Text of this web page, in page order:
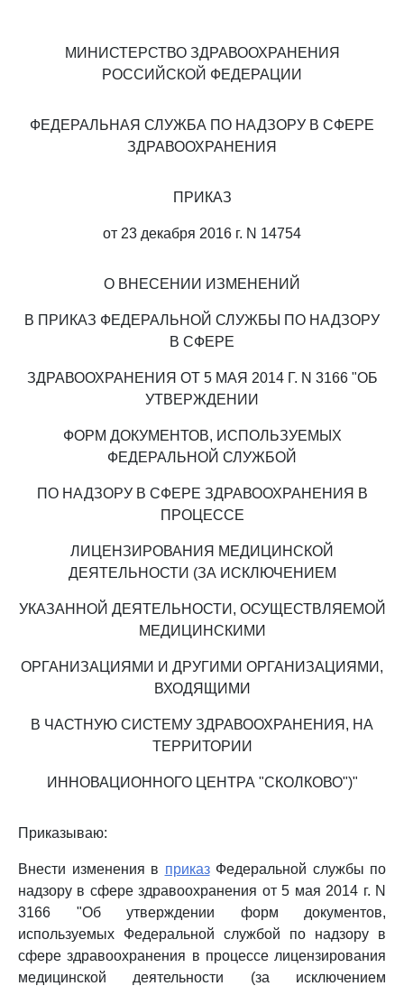
МИНИСТЕРСТВО ЗДРАВООХРАНЕНИЯ
РОССИЙСКОЙ ФЕДЕРАЦИИ
ФЕДЕРАЛЬНАЯ СЛУЖБА ПО НАДЗОРУ В СФЕРЕ
ЗДРАВООХРАНЕНИЯ
ПРИКАЗ
от 23 декабря 2016 г. N 14754
О ВНЕСЕНИИ ИЗМЕНЕНИЙ
В ПРИКАЗ ФЕДЕРАЛЬНОЙ СЛУЖБЫ ПО НАДЗОРУ
В СФЕРЕ
ЗДРАВООХРАНЕНИЯ ОТ 5 МАЯ 2014 Г. N 3166 "ОБ
УТВЕРЖДЕНИИ
ФОРМ ДОКУМЕНТОВ, ИСПОЛЬЗУЕМЫХ
ФЕДЕРАЛЬНОЙ СЛУЖБОЙ
ПО НАДЗОРУ В СФЕРЕ ЗДРАВООХРАНЕНИЯ В
ПРОЦЕССЕ
ЛИЦЕНЗИРОВАНИЯ МЕДИЦИНСКОЙ
ДЕЯТЕЛЬНОСТИ (ЗА ИСКЛЮЧЕНИЕМ
УКАЗАННОЙ ДЕЯТЕЛЬНОСТИ, ОСУЩЕСТВЛЯЕМОЙ
МЕДИЦИНСКИМИ
ОРГАНИЗАЦИЯМИ И ДРУГИМИ ОРГАНИЗАЦИЯМИ,
ВХОДЯЩИМИ
В ЧАСТНУЮ СИСТЕМУ ЗДРАВООХРАНЕНИЯ, НА
ТЕРРИТОРИИ
ИННОВАЦИОННОГО ЦЕНТРА "СКОЛКОВО")"
Приказываю:
Внести изменения в приказФедеральной службы по
надзору в сфере здравоохранения от 5 мая 2014 г. N
3166 "Об утверждении форм документов,
используемых Федеральной службой по надзору в
сфере здравоохранения в процессе лицензирования
медицинской деятельности (за исключением